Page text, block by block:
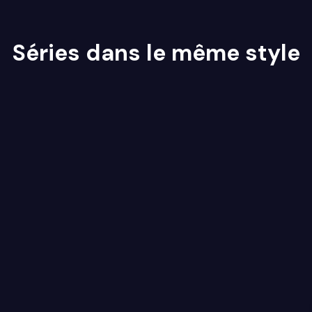
Séries dans le même style